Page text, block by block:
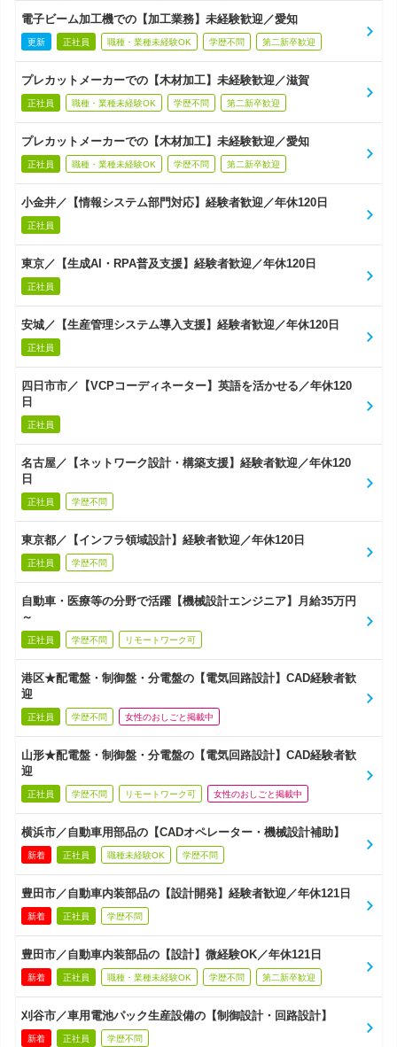
電子ビーム加工機での【加工業務】未経験歓迎／愛知
更新 正社員 職種・業種未経験OK 学歴不問 第二新卒歓迎
プレカットメーカーでの【木材加工】未経験歓迎／滋賀
正社員 職種・業種未経験OK 学歴不問 第二新卒歓迎
プレカットメーカーでの【木材加工】未経験歓迎／愛知
正社員 職種・業種未経験OK 学歴不問 第二新卒歓迎
小金井／【情報システム部門対応】経験者歓迎／年休120日
正社員
東京／【生成AI・RPA普及支援】経験者歓迎／年休120日
正社員
安城／【生産管理システム導入支援】経験者歓迎／年休120日
正社員
四日市市／【VCPコーディネーター】英語を活かせる／年休120
日
正社員
名古屋／【ネットワーク設計・構築支援】経験者歓迎／年休120
日
正社員 学歴不問
東京都／【インフラ領域設計】経験者歓迎／年休120日
正社員 学歴不問
自動車・医療等の分野で活躍【機械設計エンジニア】月給35万円
～
正社員 学歴不問 リモートワーク可
港区★配電盤・制御盤・分電盤の【電気回路設計】CAD経験者歓
迎
正社員 学歴不問 女性のおしごと掲載中
山形★配電盤・制御盤・分電盤の【電気回路設計】CAD経験者歓
迎
正社員 学歴不問 リモートワーク可 女性のおしごと掲載中
横浜市／自動車用部品の【CADオペレーター・機械設計補助】
新着 正社員 職種未経験OK 学歴不問
豊田市／自動車内装部品の【設計開発】経験者歓迎／年休121日
新着 正社員 学歴不問
豊田市／自動車内装部品の【設計】微経験OK／年休121日
新着 正社員 職種・業種未経験OK 学歴不問 第二新卒歓迎
刈谷市／車用電池パック生産設備の【制御設計・回路設計】
新着 正社員 学歴不問